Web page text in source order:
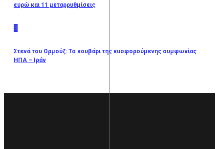
ευρώ και 11 μεταρρυθμίσεις
3
Στενά του Ορμούζ: Το κουβάρι της κυοφορούμενης συμφωνίας
ΗΠΑ – Ιράν